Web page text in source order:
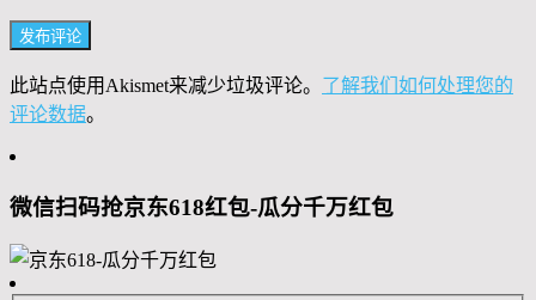
此站点使用Akismet来减少垃圾评论。 了解我们如何处理您的
评论数据。
微信扫码抢京东618红包-瓜分千万红包